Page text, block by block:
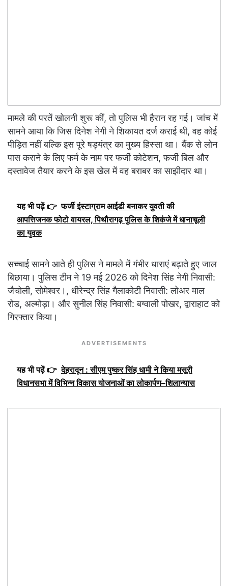
मामले की परतें खोलनी शुरू कीं, तो पुलिस भी हैरान रह गई। जांच में
सामने आया कि जिस दिनेश नेगी ने शिकायत दर्ज कराई थी, वह कोई
पीड़ित नहीं बल्कि इस पूरे षड्यंत्र का मुख्य हिस्सा था। बैंक से लोन
पास कराने के लिए फर्म के नाम पर फर्जी कोटेशन, फर्जी बिल और
दस्तावेज तैयार करने के इस खेल में वह बराबर का साझीदार था।
यह भी पढ़ें 👉 फर्जी इंस्टाग्राम आईडी बनाकर युवती की
आपत्तिजनक फोटो वायरल, पिथौरागढ़ पुलिस के शिकंजे में धानाचूली
का युवक
सच्चाई सामने आते ही पुलिस ने मामले में गंभीर धाराएं बढ़ाते हुए जाल
बिछाया। पुलिस टीम ने 19 मई 2026 को दिनेश सिंह नेगी निवासी:
जैचोली, सोमेश्वर।, धीरेन्द्र सिंह गैलाकोटी निवासी: लोअर माल
रोड, अल्मोड़ा। और सुनील सिंह निवासी: बग्वाली पोखर, द्वाराहाट को
गिरफ्तार किया।
ADVERTISEMENTS
यह भी पढ़ें 👉 देहरादून : सीएम पुष्कर सिंह धामी ने किया मसूरी
विधानसभा में विभिन्न विकास योजनाओं का लोकार्पण–शिलान्यास